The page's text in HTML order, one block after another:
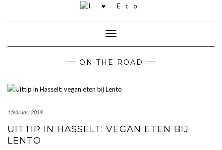
inhoud
Toggle navigatie
ON THE ROAD
1 februari 2019
UITTIP IN HASSELT: VEGAN ETEN BIJ
LENTO